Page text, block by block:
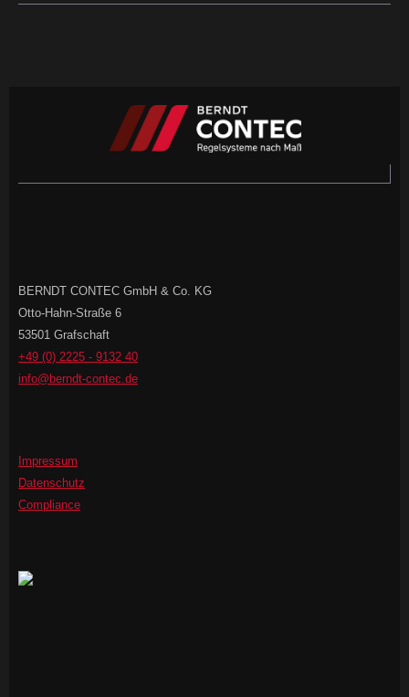
BERNDT CONTEC GmbH & Co. KG
Otto-Hahn-Straße 6
53501 Grafschaft
+49 (0) 2225 - 9132 40
info@berndt-contec.de
Impressum
Datenschutz
Compliance